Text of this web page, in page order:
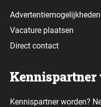
Advertentiemogelijkheden
Vacature plaatsen
Direct contact
Kennispartner
Kennispartner worden?